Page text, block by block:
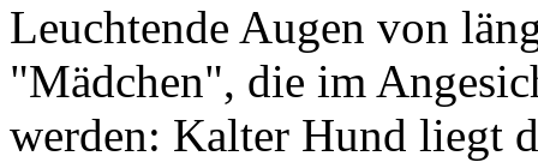
Leuchtende Augen von
"Mädchen", die im
werden: Kalter Hund liegt